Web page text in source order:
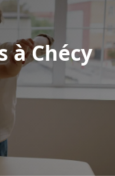
à Chécy